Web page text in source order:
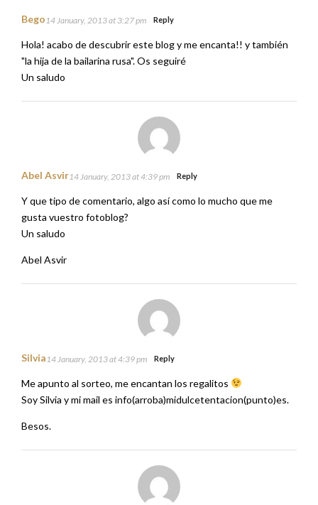
Bego14 January, 2013 at 3:27 pm Reply
Hola! acabo de descubrir este blog y me encanta!! y también
"la hija de la bailarina rusa". Os seguiré
Un saludo
Abel Asvir14 January, 2013 at 4:39 pm Reply
Y que tipo de comentario, algo así como lo mucho que me
gusta vuestro fotoblog?
Un saludo
Abel Asvir
Silvia14 January, 2013 at 4:39 pm Reply
Me apunto al sorteo, me encantan los regalitos
Soy Silvia y mi mail es info(arroba)midulcetentacion(punto)es.
Besos.